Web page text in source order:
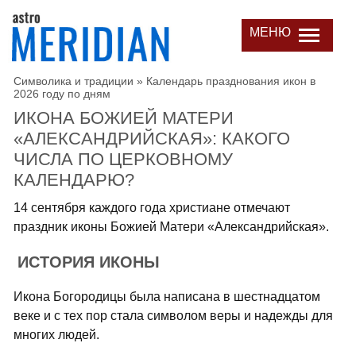
МЕНЮ
Символика и традиции » Календарь празднования икон в
2026 году по дням
ИКОНА БОЖИЕЙ МАТЕРИ
«АЛЕКСАНДРИЙСКАЯ»: КАКОГО
ЧИСЛА ПО ЦЕРКОВНОМУ
КАЛЕНДАРЮ?
14 сентября каждого года христиане отмечают
праздник иконы Божией Матери «Александрийская».
ИСТОРИЯ ИКОНЫ
Икона Богородицы была написана в шестнадцатом
веке и с тех пор стала символом веры и надежды для
многих людей.